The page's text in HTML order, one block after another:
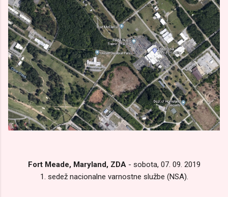
Fort Meade, Maryland, ZDA - sobota, 07. 09. 2019
1. sedež nacionalne varnostne službe (NSA).